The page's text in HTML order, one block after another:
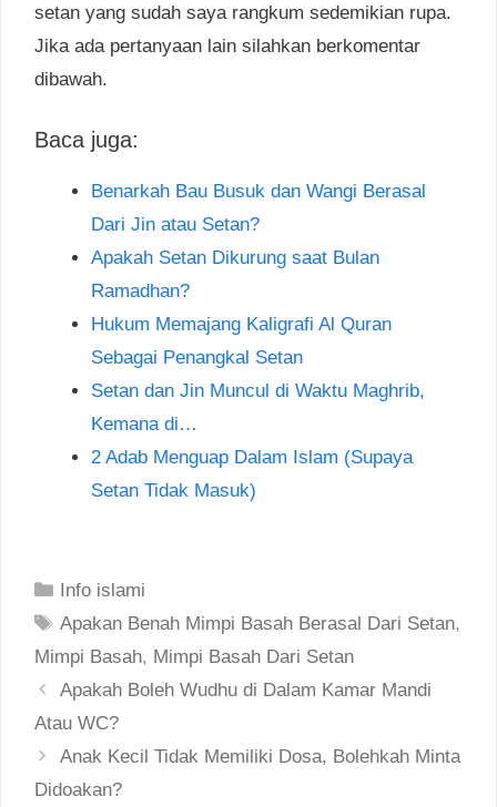
setan yang sudah saya rangkum sedemikian rupa.
Jika ada pertanyaan lain silahkan berkomentar
dibawah.
Baca juga:
Benarkah Bau Busuk dan Wangi Berasal
Dari Jin atau Setan?
Apakah Setan Dikurung saat Bulan
Ramadhan?
Hukum Memajang Kaligrafi Al Quran
Sebagai Penangkal Setan
Setan dan Jin Muncul di Waktu Maghrib,
Kemana di…
2 Adab Menguap Dalam Islam (Supaya
Setan Tidak Masuk)
Categories
Info islami
Tags
Apakan Benah Mimpi Basah Berasal Dari Setan,
Mimpi Basah, Mimpi Basah Dari Setan
Post
navigation
Apakah Boleh Wudhu di Dalam Kamar Mandi
Atau WC?
Anak Kecil Tidak Memiliki Dosa, Bolehkah Minta
Didoakan?